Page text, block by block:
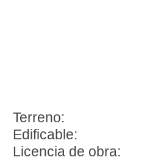
Terreno:
Edificable:
Licencia de obra: